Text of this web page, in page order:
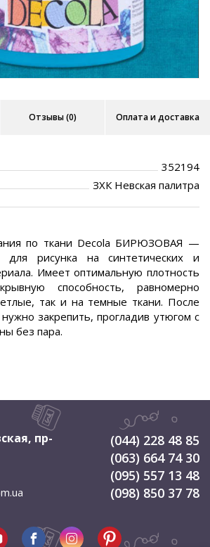
Отзывы (0) Оплата и доставка
352194
ЗХК Невская палитра
по ткани Decola БИРЮЗОВАЯ —
для рисунка на синтетических и
Имеет оптимальную плотность
способность, равномерно
так и на темные ткани. После
закрепить, прогладив утюгом с
без пара.
, пр-
(044) 228 48 85
(063) 664 74 30
(095) 557 13 48
(098) 850 37 78